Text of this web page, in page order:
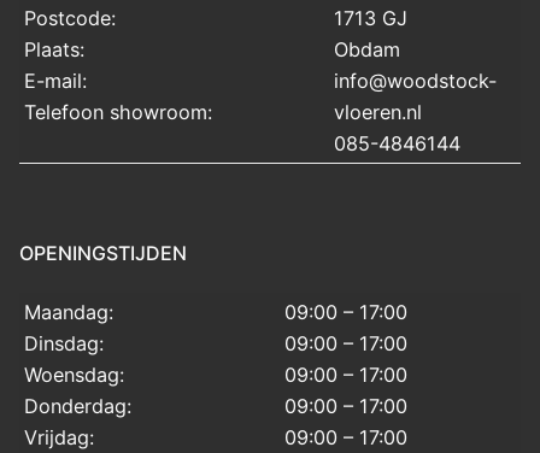
Postcode:
Plaats:
E-mail:
Telefoon showroom:
1713 GJ
Obdam
info@woodstock-
vloeren.nl
085-4846144
OPENINGSTIJDEN
Maandag:
Dinsdag:
Woensdag:
Donderdag:
Vrijdag:
09:00 – 17:00
09:00 – 17:00
09:00 – 17:00
09:00 – 17:00
09:00 – 17:00